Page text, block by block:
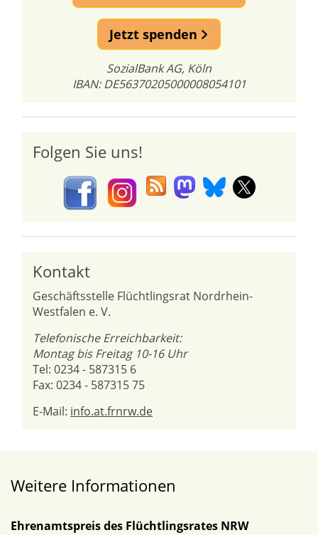
Jetzt spenden
SozialBank AG, Köln
IBAN: DE56370205000008054101
Folgen Sie uns!
Kontakt
Geschäftsstelle Flüchtlingsrat Nordrhein-
Westfalen e. V.
Telefonische Erreichbarkeit:
Montag bis Freitag 10-16 Uhr
Tel: 0234 - 587315 6
Fax: 0234 - 587315 75
E-Mail: info.at.frnrw.de
Weitere Informationen
Ehrenamtspreis des Flüchtlingsrates NRW